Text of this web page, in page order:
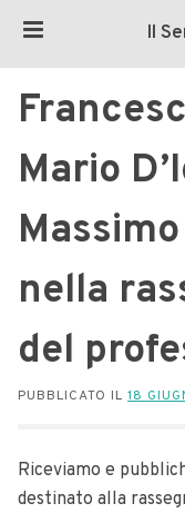
Il
Mario
nella
del
PUBBLICATO IL 18
Riceviamo e
destinato alla